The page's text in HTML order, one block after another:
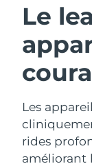
Le
Les
rides
améliorant